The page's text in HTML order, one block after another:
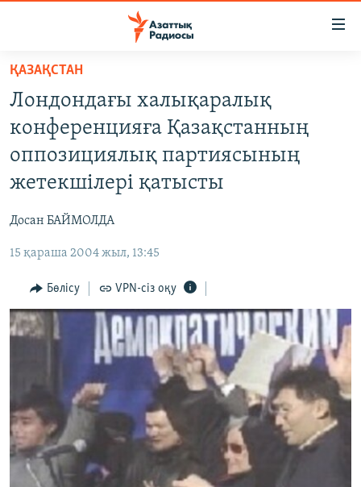
Skip
main
content
main
Skip
to
САЯСАТ
AZATTYQTV
ҚАҢТАР ОҚИҒАСЫ
ӘЛЕУМЕТ
ӘЛЕМ
АРНАЙЫ ЖОБАЛАР
Русский
Басқа тілдерде
ҚАЗАҚСТАН
Лондондағы халықаралық
конференцияға Қазақстанның
оппозициялық партиясының
жетекшілері қатысты
Досан БАЙМОЛДА
15 қараша 2004 жыл, 13:45
Бөлісу VPN-сіз оқу